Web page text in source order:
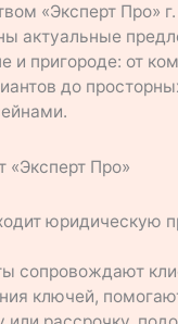
«Эксперт Про»
актуальные
и пригороде: от
до
Про»
юридическую
сопровождают
ключей,